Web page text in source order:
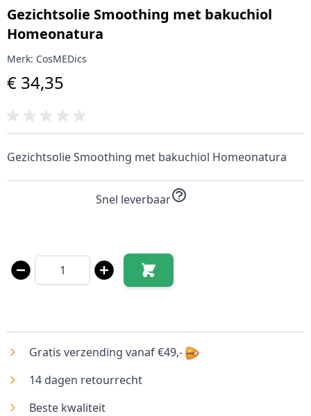
Gezichtsolie Smoothing met bakuchiol
Homeonatura
Merk: CosMEDics
€ 34,35
Gezichtsolie Smoothing met bakuchiol Homeonatura
Snel leverbaar
Aantal
Gratis verzending vanaf €49,-
14 dagen retourrecht
Beste kwaliteit